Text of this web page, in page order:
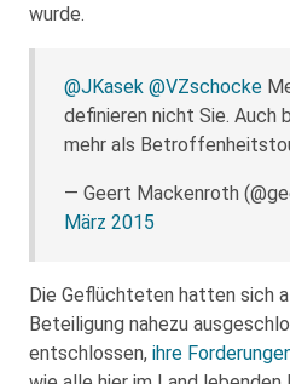
wurde.
@JKasek @VZschocke
definieren nicht Sie. Auch
mehr als
— Geert Mackenroth
März 2015
Die Geflüchteten hatten sich
Beteiligung nahezu
entschlossen, ihre